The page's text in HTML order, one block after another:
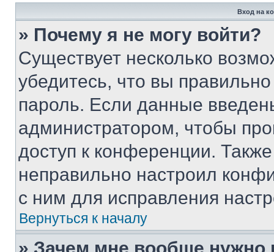
Вход на
» Почему я не могу войти?
Существует несколько
убедитесь, что вы
пароль. Если данные
администратором, чтобы
доступ к конференции.
неправильно настроил
с ним для исправления
Вернуться к началу